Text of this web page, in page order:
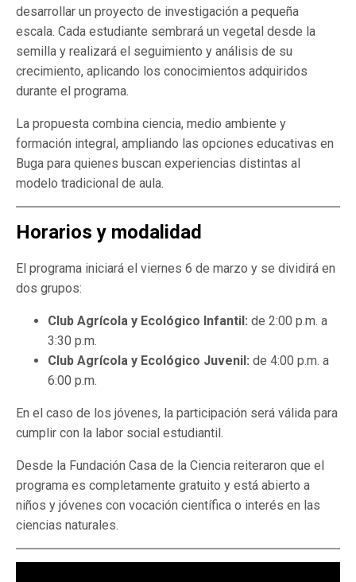
desarrollar un proyecto de investigación a pequeña
escala. Cada estudiante sembrará un vegetal desde la
semilla y realizará el seguimiento y análisis de su
crecimiento, aplicando los conocimientos adquiridos
durante el programa.
La propuesta combina ciencia, medio ambiente y
formación integral, ampliando las opciones educativas en
Buga para quienes buscan experiencias distintas al
modelo tradicional de aula.
Horarios y modalidad
El programa iniciará el viernes 6 de marzo y se dividirá en
dos grupos:
Club Agrícola y Ecológico Infantil: de 2:00 p.m. a
3:30 p.m.
Club Agrícola y Ecológico Juvenil: de 4:00 p.m. a
6:00 p.m.
En el caso de los jóvenes, la participación será válida para
cumplir con la labor social estudiantil.
Desde la Fundación Casa de la Ciencia reiteraron que el
programa es completamente gratuito y está abierto a
niños y jóvenes con vocación científica o interés en las
ciencias naturales.